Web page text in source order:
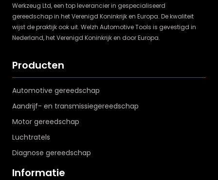
Werkzeug Ltd, een top leverancier in gespecialiseerd
gereedschap in het Verenigd Koninkrijk en Europa. De kwaliteit
wijst de praktijk ook uit. Welzh Automotive Tools is gevestigd in
Nederland, het Verenigd Koninkrijk en door Europa.
Producten
Automotive gereedschap
Aandrijf- en transmissiegereedschap
Motor gereedschap
Luchtratels
Diagnose gereedschap
Informatie